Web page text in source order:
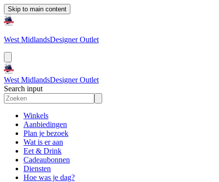
Skip to main content
West MidlandsDesigner Outlet
West MidlandsDesigner Outlet
Search input
Winkels
Aanbiedingen
Plan je bezoek
Wat is er aan
Eet & Drink
Cadeaubonnen
Diensten
Hoe was je dag?